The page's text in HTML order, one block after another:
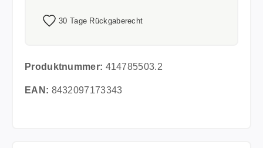
30 Tage Rückgaberecht
Produktnummer: 414785503.2
EAN: 8432097173343